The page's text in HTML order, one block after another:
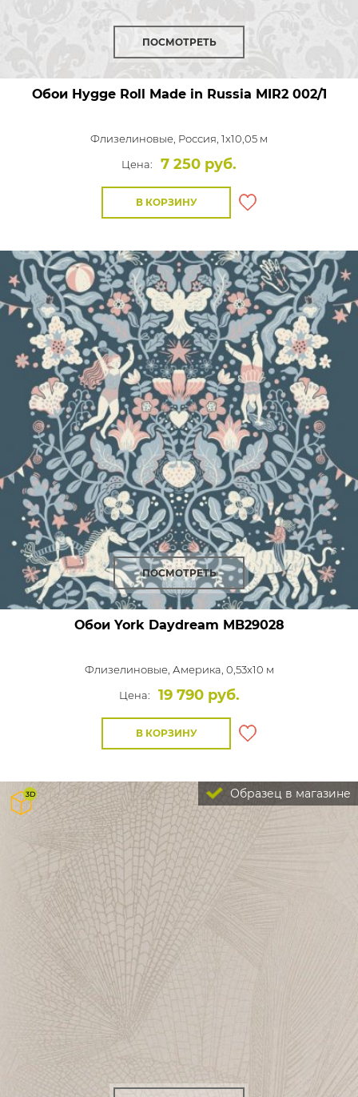
ПОСМОТРЕТЬ
Обои Hygge Roll Made in Russia MIR2 002/1
Флизелиновые, Россия, 1x10,05 м
Цена:
7 250 руб.
В КОРЗИНУ
ПОСМОТРЕТЬ
Обои York Daydream MB29028
Флизелиновые, Америка, 0,53x10 м
Цена:
19 790 руб.
В КОРЗИНУ
Образец в магазине